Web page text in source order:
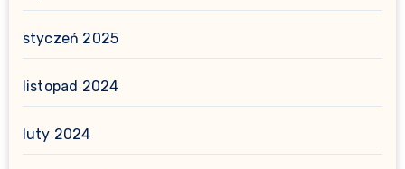
styczeń 2025
listopad 2024
luty 2024